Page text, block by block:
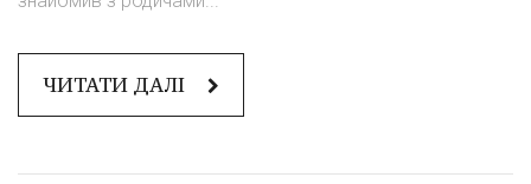
ЧИТАТИ ДАЛІ